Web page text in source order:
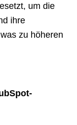
um die
ihre
zu höheren